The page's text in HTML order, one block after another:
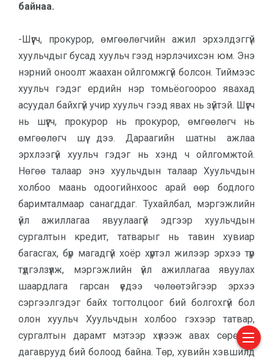
байнаа.
-Шүүгч, прокурор, өмгөөлөгчийн ажил эрхэлдэггүй
хуульчдыг бусад хуульч гээд нэрлэчихсэн юм. Энэ
нэрний оноолт жаахан ойлгомжгүй болсон. Тиймээс
хуульч гэдэг ердийн нэр томьёогоороо явахад
асуудал байхгүй учир хуульч гээд явах нь зүйтэй. Шүүгч
нь шүүгч, прокурор нь прокурор, өмгөөлөгч нь
өмгөөлөгч шүү дээ. Дараагийн шатны ажлаа
эрхлээгүй хуульч гэдэг нь хэнд ч ойлгомжтой.
Нөгөө талаар энэ хуульчдын талаар Хуульчдын
холбоо маань одоогийнхоос арай өөр бодлого
баримталмаар санагддаг. Тухайлбал, мэргэжлийн
үйл ажиллагаа явуулаагүй эдгээр хуульчдын
сургалтын кредит, татварыг нь тавин хувиар
багасгах, бүр магадгүй хоёр хүртэл жилээр эрхээ түр
түдгэлзүүлж, мэргэжлийн үйл ажиллагаа явуулах
шаардлага гарсан үедээ чөлөөтэйгээр эрхээ
сэргээлгэдэг байх тогтолцоог бий болгохгүй бол
олон хуульч Хуульчдын холбоо гэхээр татвар,
сургалтын дарамт мэтээр хүлээж авах сөрөг үр
дагаврууд бий болоод байна. Төр, хувийн хэвшилд